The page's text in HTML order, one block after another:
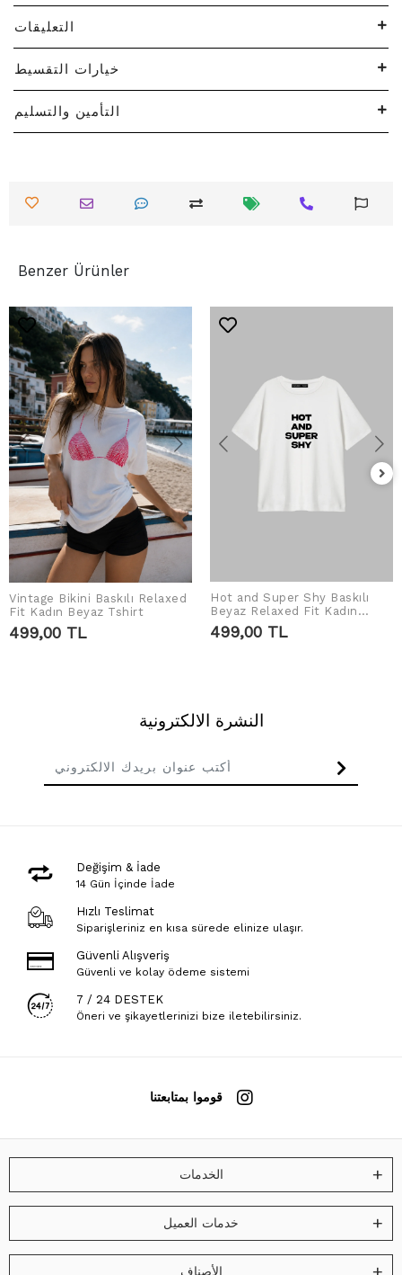
التعليقات
خيارات التقسيط
التأمين والتسليم
Benzer Ürünler
اضف الى سلة التسوق
Vintage Bikini Baskılı Relaxed
Fit Kadın Beyaz Tshirt
499,00 TL
اضف الى سلة التسوق
Hot and Super Shy Baskılı
Beyaz Relaxed Fit Kadın
Tshirt
499,00 TL
النشرة الالكترونية
Değişim & İade
14 Gün İçinde İade
Hızlı Teslimat
Siparişleriniz en kısa sürede elinize ulaşır.
Güvenli Alışveriş
Güvenli ve kolay ödeme sistemi
7 / 24 DESTEK
Öneri ve şikayetlerinizi bize iletebilirsiniz.
قوموا بمتابعتنا
الخدمات
خدمات العميل
الأصناف